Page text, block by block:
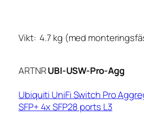
Vikt: 4.7 kg (med
ARTNRUBI-USW-Pro-Agg
Ubiquiti UniFi Switch Pro
SFP+ 4x SFP28 ports L3